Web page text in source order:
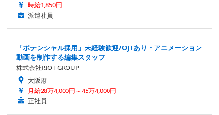
時給1,850円
派遣社員
「ポテンシャル採用」未経験歓迎/OJTあり・アニメーション
動画を制作する編集スタッフ
株式会社RIOT GROUP
大阪府
月給28万4,000円～45万4,000円
正社員